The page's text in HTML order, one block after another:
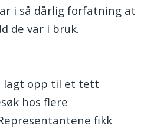
i så dårlig forfatning at
de var i bruk.
lagt opp til et tett
hos flere
fikk